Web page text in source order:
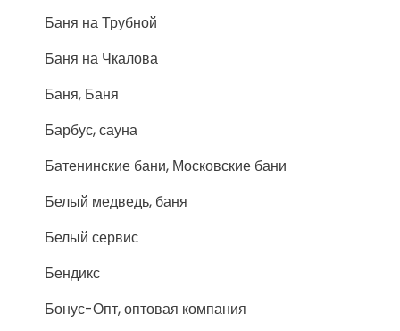
Баня на Трубной
Баня на Чкалова
Баня, Баня
Барбус, сауна
Батенинские бани, Московские бани
Белый медведь, баня
Белый сервис
Бендикс
Бонус-Опт, оптовая компания